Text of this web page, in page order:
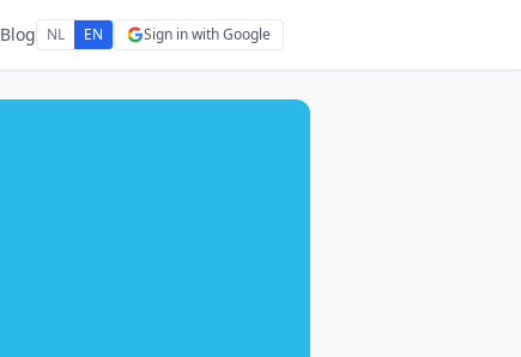
Blog NL EN Sign in with Google